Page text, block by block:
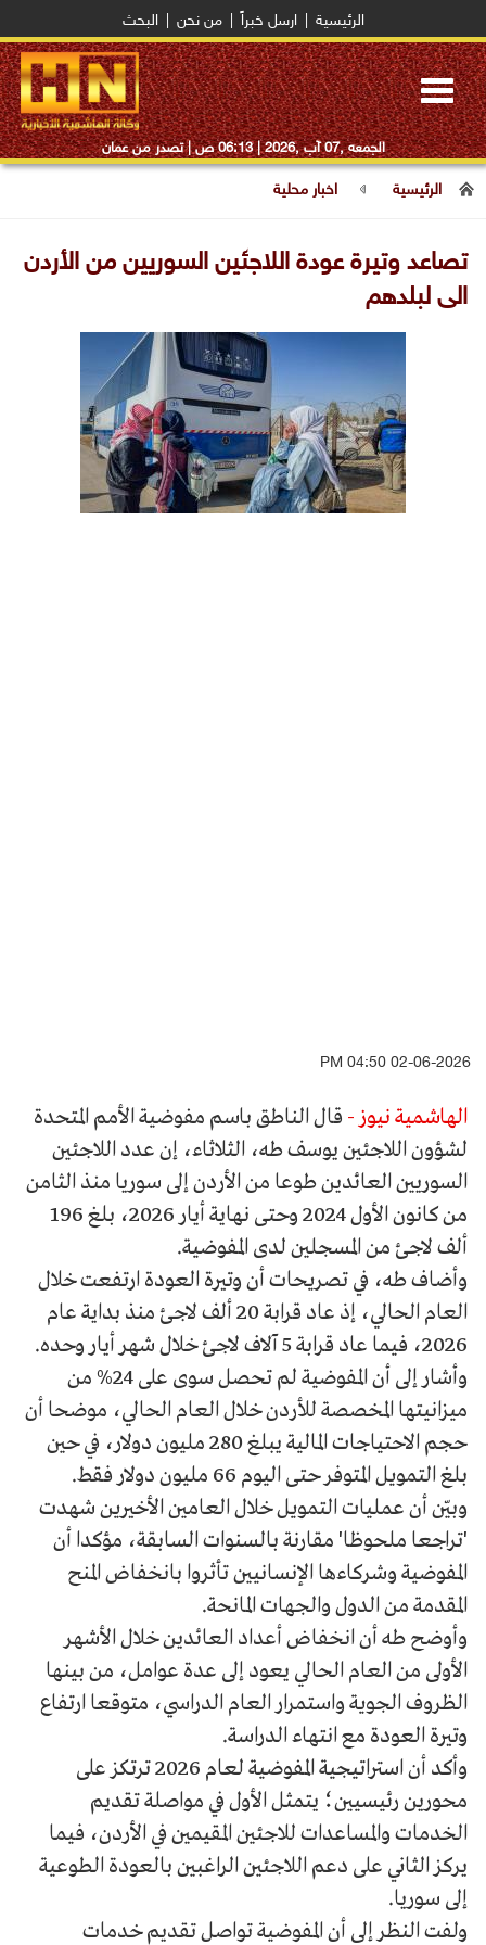
الرئيسية ارسل خبراً من نحن البحث
Toggle
navigation
الجمعه ,07 آب ,2026 | 06:13 ص | تصدر من عمان
الرئيسية اخبار محلية
تصاعد وتيرة عودة اللاجئين السوريين من الأردن
الى لبلدهم
02-06-2026 04:50 PM
الهاشمية نيوز - قال الناطق باسم مفوضية الأمم المتحدة
لشؤون اللاجئين يوسف طه، الثلاثاء، إن عدد اللاجئين
السوريين العائدين طوعا من الأردن إلى سوريا منذ الثامن
من كانون الأول 2024 وحتى نهاية أيار 2026، بلغ 196
ألف لاجئ من المسجلين لدى المفوضية.
وأضاف طه، في تصريحات أن وتيرة العودة ارتفعت خلال
العام الحالي، إذ عاد قرابة 20 ألف لاجئ منذ بداية عام
2026، فيما عاد قرابة 5 آلاف لاجئ خلال شهر أيار وحده.
وأشار إلى أن المفوضية لم تحصل سوى على 24% من
ميزانيتها المخصصة للأردن خلال العام الحالي، موضحا أن
حجم الاحتياجات المالية يبلغ 280 مليون دولار، في حين
بلغ التمويل المتوفر حتى اليوم 66 مليون دولار فقط.
وبيّن أن عمليات التمويل خلال العامين الأخيرين شهدت
'تراجعا ملحوظا' مقارنة بالسنوات السابقة، مؤكدا أن
المفوضية وشركاءها الإنسانيين تأثروا بانخفاض المنح
المقدمة من الدول والجهات المانحة.
وأوضح طه أن انخفاض أعداد العائدين خلال الأشهر
الأولى من العام الحالي يعود إلى عدة عوامل، من بينها
الظروف الجوية واستمرار العام الدراسي، متوقعا ارتفاع
وتيرة العودة مع انتهاء الدراسة.
وأكد أن استراتيجية المفوضية لعام 2026 ترتكز على
محورين رئيسيين؛ يتمثل الأول في مواصلة تقديم
الخدمات والمساعدات للاجئين المقيمين في الأردن، فيما
يركز الثاني على دعم اللاجئين الراغبين بالعودة الطوعية
إلى سوريا.
ولفت النظر إلى أن المفوضية تواصل تقديم خدمات